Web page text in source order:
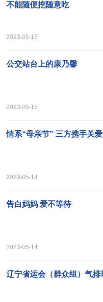
不能随便挖随意吃
2023-05-15
公交站台上的康乃馨
2023-05-15
情系“母亲节” 三方携手关
2023-05-14
告白妈妈 爱不等待
2023-05-14
辽宁省运会（群众组）气